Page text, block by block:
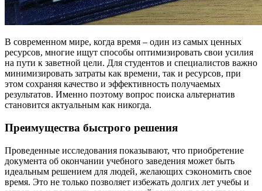
В современном мире, когда время – один из самых ценных
ресурсов, многие ищут способы оптимизировать свои усилия
на пути к заветной цели. Для студентов и специалистов важно
минимизировать затраты как времени, так и ресурсов, при
этом сохраняя качество и эффективность получаемых
результатов. Именно поэтому вопрос поиска альтернатив
становится актуальным как никогда.
Преимущества быстрого решения
Проведенные исследования показывают, что приобретение
документа об окончании учебного заведения может быть
идеальным решением для людей, желающих сэкономить свое
время. Это не только позволяет избежать долгих лет учебы и